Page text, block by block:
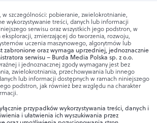
w szczególności: pobieranie, zwielokrotnianie,
wykorzystywanie treści, danych lub informacji
serwisu oraz wszystkich jego podstron, w
zmierzającej do tworzenia, rozwoju,
uczenia maszynowego, algorytmów lub
zabronione oraz wymaga uprzedniej, jednoznacznie
serwisu – Burda Media Polska sp. z o.o.
i jednoznacznej zgody wymagany jest bez
zwielokrotniania, przechowywania lub innego
lub informacji dostępnych w ramach niniejszego
podstron, jak również bez względu na charakter
przypadków wykorzystywania treści, danych i
i ułatwienia ich wyszukiwania przez